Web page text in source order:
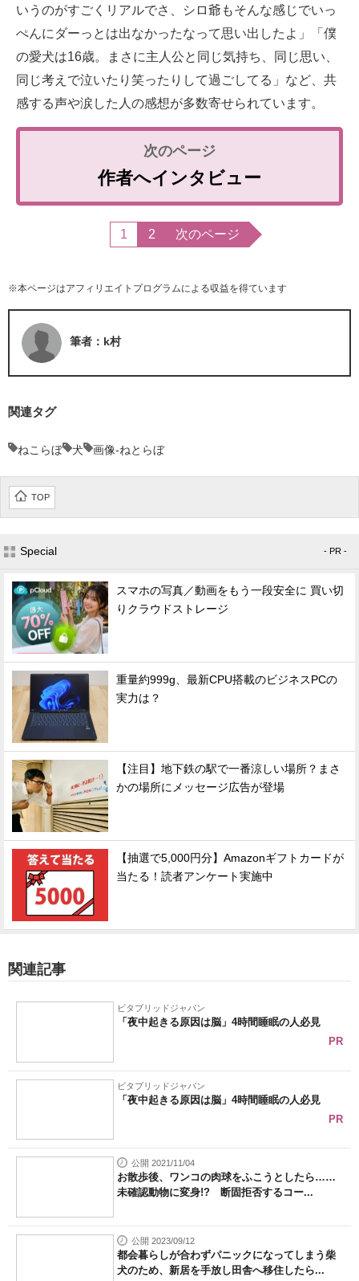
いうのがすごくリアルでさ、シロ爺もそんな感じでいっ
ぺんにダーっとは出なかったなって思い出したよ」「僕
の愛犬は16歳。まさに主人公と同じ気持ち、同じ思い、
同じ考えで泣いたり笑ったりして過ごしてる」など、共
感する声や涙した人の感想が多数寄せられています。
作者へインタビュー
1 2 次のページ
※本ページはアフィリエイトプログラムによる収益を得ています
筆者：k村
関連タグ
ねこらぼ 犬 画像-ねとらぼ
TOP
Special - PR -
スマホの写真／動画をもう一段安全に 買い切
りクラウドストレージ
重量約999g、最新CPU搭載のビジネスPCの
実力は？
【注目】地下鉄の駅で一番涼しい場所？まさ
かの場所にメッセージ広告が登場
【抽選で5,000円分】Amazonギフトカードが
当たる！読者アンケート実施中
関連記事
ビタブリッドジャパン
「夜中起きる原因は脳」4時間睡眠の人必見
PR
ビタブリッドジャパン
「夜中起きる原因は脳」4時間睡眠の人必見
PR
公開 2021/11/04
お散歩後、ワンコの肉球をふこうとしたら……
未確認動物に変身!? 断固拒否するコー...
公開 2023/09/12
都会暮らしが合わずパニックになってしまう柴
犬のため、新居を手放し田舎へ移住したら...